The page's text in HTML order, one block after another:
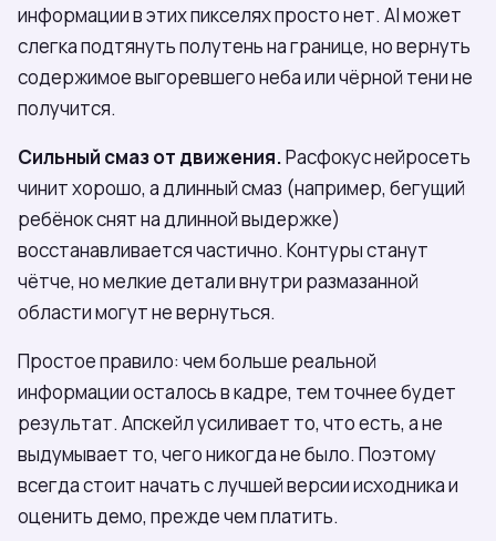
информации в этих пикселях просто нет. AI может
слегка подтянуть полутень на границе, но вернуть
содержимое выгоревшего неба или чёрной тени не
получится.
Сильный смаз от движения.Расфокус нейросеть
чинит хорошо, а длинный смаз (например, бегущий
ребёнок снят на длинной выдержке)
восстанавливается частично. Контуры станут
чётче, но мелкие детали внутри размазанной
области могут не вернуться.
Простое правило: чем больше реальной
информации осталось в кадре, тем точнее будет
результат. Апскейл усиливает то, что есть, а не
выдумывает то, чего никогда не было. Поэтому
всегда стоит начать с лучшей версии исходника и
оценить демо, прежде чем платить.